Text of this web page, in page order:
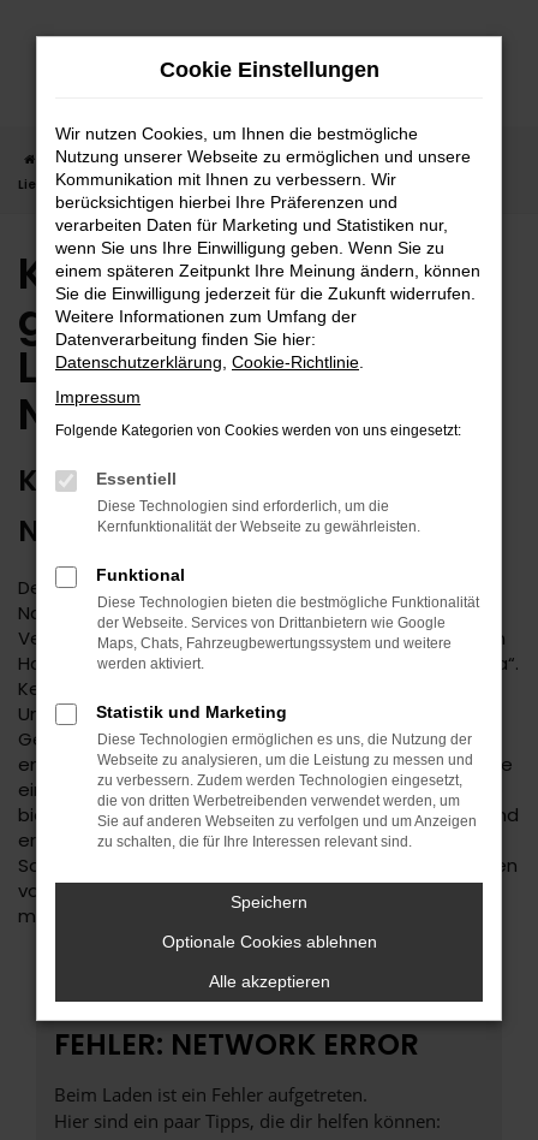
Zum
Startseite Nagold Kia
Kia Niro in Nagold günstig kaufen |
Lieferservice nach Nagold
Kia Niro in Nagold
günstig kaufen |
Lieferservice nach
Nagold
KIA NIRO – ERSTKLASSIG FÜR
NAGOLD GEEIGNET
Der Kia Niro ist eine kluge Wahl für Ihre Mobilität in
Nagold. Bei diesem Fahrzeug gehen
Vernunftsargumente und emotionale Aspekte Hand in
Hand und geben beide den Ausschlag für ein klares „Ja“.
Kennzeichnend für den Kia Niro ist die Ausstattung.
Unabhängig davon, ob Sie sich für einen
Gebrauchtwagen und damit für ein älteres Baujahr
entscheiden oder einen Neuwagen wählen erhalten Sie
ein rundum tadelloses Modell. Wir vom Autohaus Daub
bieten Ihnen den Kia Niro zu einem exzellenten Preis und
ermöglichen zudem immer wieder das Einsteigen in
Sondermodelle. Wenn Sie Ihre Mobilität auf den Straßen
von Nagold und Umgebung auf ein neues Level heben
möchten, ist der Kia Niro bestens geeignet.
FEHLER: NETWORK ERROR
Beim Laden ist ein Fehler aufgetreten.
Hier sind ein paar Tipps, die dir helfen können:
Cookie Einstellungen
Wir nutzen Cookies, um Ihnen die bestmögliche
Nutzung unserer Webseite zu ermöglichen und unsere
Kommunikation mit Ihnen zu verbessern. Wir
berücksichtigen hierbei Ihre Präferenzen und
verarbeiten Daten für Marketing und Statistiken nur,
wenn Sie uns Ihre Einwilligung geben. Wenn Sie zu
einem späteren Zeitpunkt Ihre Meinung ändern, können
Sie die Einwilligung jederzeit für die Zukunft widerrufen.
Weitere Informationen zum Umfang der
Datenverarbeitung finden Sie hier:
Datenschutzerklärung Cookie-Richtlinie
Impressum
Folgende Kategorien von Cookies werden von uns eingesetzt:
Essentiell
Diese Technologien sind erforderlich, um die
Kernfunktionalität der Webseite zu gewährleisten.
Funktional
Diese Technologien bieten die bestmögliche Funktionalität
der Webseite. Services von Drittanbietern wie Google
Maps, Chats, Fahrzeugbewertungssystem und weitere
werden aktiviert.
Statistik und Marketing
Diese Technologien ermöglichen es uns, die Nutzung der
Webseite zu analysieren, um die Leistung zu messen und
zu verbessern. Zudem werden Technologien eingesetzt,
die von dritten Werbetreibenden verwendet werden, um
Sie auf anderen Webseiten zu verfolgen und um Anzeigen
zu schalten, die für Ihre Interessen relevant sind.
Speichern
Optionale Cookies ablehnen
Alle akzeptieren